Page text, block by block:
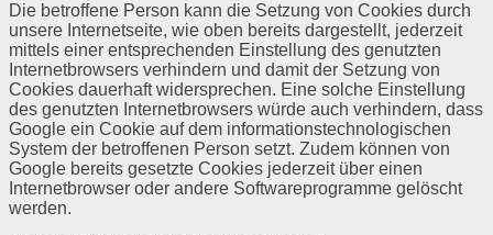
Die betroffene Person kann die Setzung von Cookies durch
unsere Internetseite, wie oben bereits dargestellt, jederzeit
mittels einer entsprechenden Einstellung des genutzten
Internetbrowsers verhindern und damit der Setzung von
Cookies dauerhaft widersprechen. Eine solche Einstellung
des genutzten Internetbrowsers würde auch verhindern, dass
Google ein Cookie auf dem informationstechnologischen
System der betroffenen Person setzt. Zudem können von
Google bereits gesetzte Cookies jederzeit über einen
Internetbrowser oder andere Softwareprogramme gelöscht
werden.